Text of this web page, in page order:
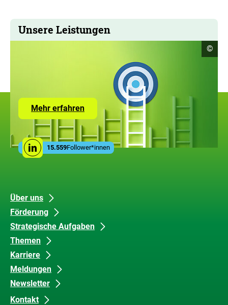
Unsere Leistungen
Mehr erfahrenZur
Seite
Leistungen
der
ZUG
Social
MediaLinkedin
15.559Follower*innen
©
Unsere
Inhalte
Über uns
Förderung
Strategische Aufgaben
Themen
Karriere
Meldungen
Newsletter
Datenschutz
und
Barrierefreiheit
Kontakt